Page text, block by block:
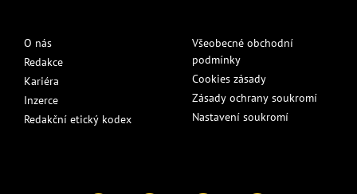
O nás
Redakce
Kariéra
Inzerce
Redakční etický kodex
Všeobecné obchodní
podmínky
Cookies zásady
Zásady ochrany soukromí
Nastavení soukromí